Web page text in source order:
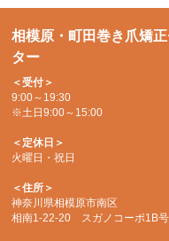
相模原・町田巻き爪矯
ター
＜受付＞
9:00～19:30
※土日9:00～15:00
＜定休日＞
火曜日・祝日
＜住所＞
神奈川県相模原市南区
相南1-22-20 スガノコーポ1B